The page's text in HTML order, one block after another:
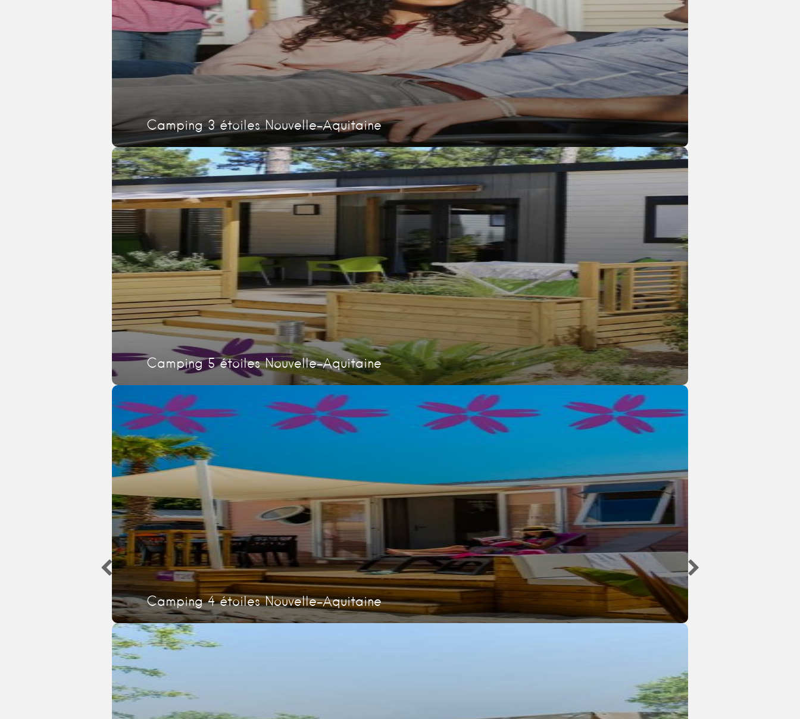
Camping 3 étoiles Nouvelle-Aquitaine
Camping 5 étoiles Nouvelle-Aquitaine
Camping 4 étoiles Nouvelle-Aquitaine